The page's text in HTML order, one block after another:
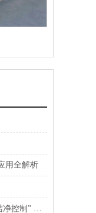
用全解析
无尘净化工程环境规划：以 “洁净控制” 为核心的系统性设计